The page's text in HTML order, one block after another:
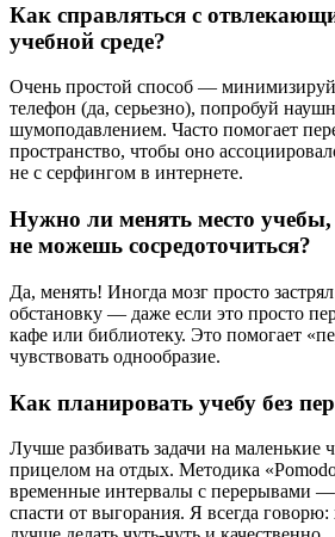
Как справляться с
учебной среде?
Очень простой способ — минимизируй
телефон (да, серьезно), попробуй
шумоподавлением. Часто помогает
пространство, чтобы оно
не с серфингом в интернете.
Нужно ли менять место учебы,
не можешь сосредоточиться?
Да, менять! Иногда мозг просто
обстановку — даже если это просто
кафе или библиотеку. Это помогает
чувствовать однообразие.
Как планировать учебу без
Лучше разбивать задачи на маленькие
прицелом на отдых. Методика
временные интервалы с перерывами —
спасти от выгорания. Я всегда